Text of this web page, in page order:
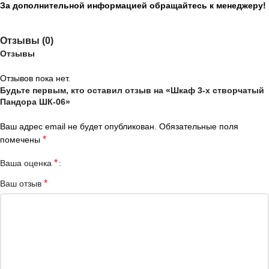
За дополнительной информацией обращайтесь к менеджеру!
Отзывы (0)
Отзывы
Отзывов пока нет.
Будьте первым, кто оставил отзыв на «Шкаф 3-х створчатый
Пандора ШК-06»
Ваш адрес email не будет опубликован. Обязательные поля
помечены *
Ваша оценка *
Ваш отзыв *